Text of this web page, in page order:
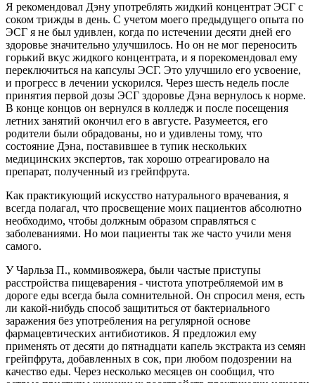
Я рекомендовал Дэну употреблять жидкий концентрат ЭСГ с
соком трижды в день. С учетом моего предыдущего опыта по
ЭСГ я не был удивлен, когда по истечении десяти дней его
здоровье значительно улучшилось. Но он не мог переносить
горький вкус жидкого концентрата, и я порекомендовал ему
переключиться на капсулы ЭСГ. Это улучшило его усвоение,
и прогресс в лечении ускорился. Через шесть недель после
принятия первой дозы ЭСГ здоровье Дэна вернулось к норме.
В конце концов он вернулся в колледж и после посещения
летних занятий окончил его в августе. Разумеется, его
родители были обрадованы, но и удивлены тому, что
состояние Дэна, поставившее в тупик нескольких
медицинских экспертов, так хорошо отреагировало на
препарат, полученный из грейпфрута.
Как практикующий искусство натурального врачевания, я
всегда полагал, что просвещение моих пациентов абсолютно
необходимо, чтобы должным образом справляться с
заболеваниями. Но мои пациенты так же часто учили меня
самого.
У Чарльза П., коммивояжера, были частые приступы
расстройства пищеварения - чистота употребляемой им в
дороге еды всегда была сомнительной. Он спросил меня, есть
ли какой-нибудь способ защититься от бактериального
заражения без употребления на регулярной основе
фармацевтических антибиотиков. Я предложил ему
применять от десяти до пятнадцати капель экстракта из семян
грейпфрута, добавленных в сок, при любом подозрении на
качество еды. Через несколько месяцев он сообщил, что